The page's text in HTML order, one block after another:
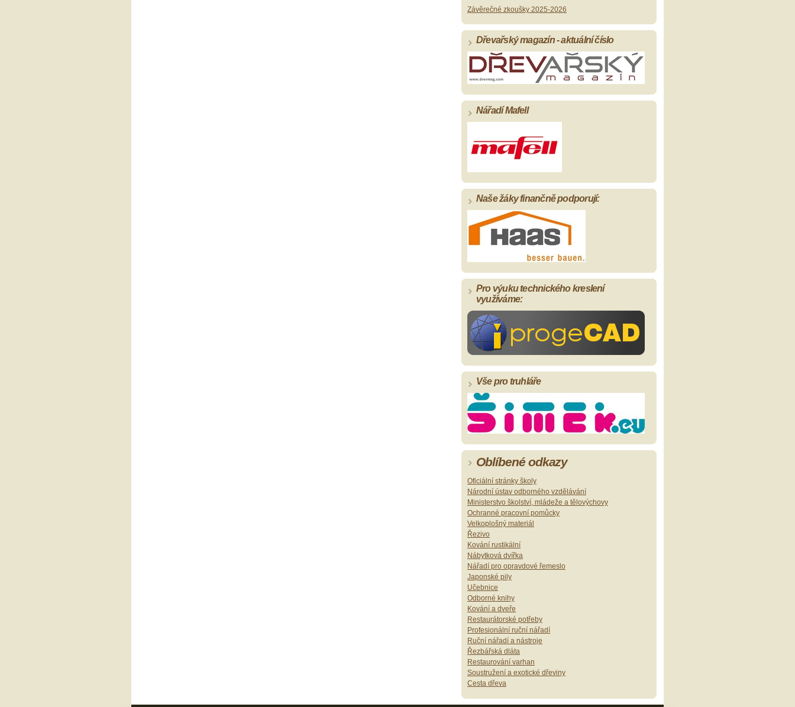
Závěrečné zkoušky 2025-2026
Dřevařský magazín - aktuální číslo
Nářadí Mafell
Naše žáky finančně podporují:
Pro výuku technického kreslení
využíváme:
Vše pro truhláře
Oblíbené odkazy
Oficiální stránky školy
Národní ústav odborného vzdělávání
Ministerstvo školství, mládeže a tělovýchovy
Ochranné pracovní pomůcky
Velkoplošný materiál
Řezivo
Kování rustikální
Nábytková dvířka
Nářadí pro opravdové řemeslo
Japonské pily
Učebnice
Odborné knihy
Kování a dveře
Restaurátorské potřeby
Profesionální ruční nářadí
Ruční nářadí a nástroje
Řezbářská dláta
Restaurování varhan
Soustružení a exotické dřeviny
Cesta dřeva